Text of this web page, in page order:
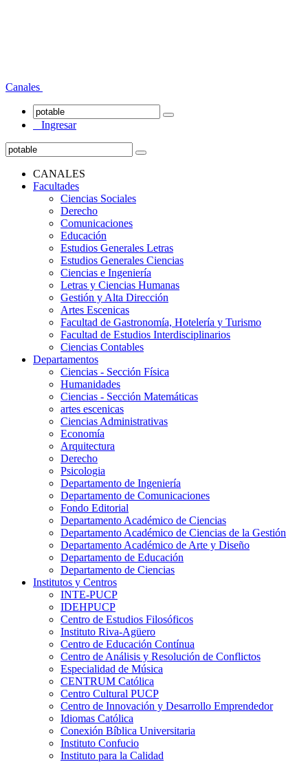
Canales
Ingresar
CANALES
Facultades
Ciencias Sociales
Derecho
Comunicaciones
Educación
Estudios Generales Letras
Estudios Generales Ciencias
Ciencias e Ingeniería
Letras y Ciencias Humanas
Gestión y Alta Dirección
Artes Escenicas
Facultad de Gastronomía, Hotelería y Turismo
Facultad de Estudios Interdisciplinarios
Ciencias Contables
Departamentos
Ciencias - Sección Física
Humanidades
Ciencias - Sección Matemáticas
artes escenicas
Ciencias Administrativas
Economía
Arquitectura
Derecho
Psicologia
Departamento de Ingeniería
Departamento de Comunicaciones
Fondo Editorial
Departamento Académico de Ciencias
Departamento Académico de Ciencias de la Gestión
Departamento Académico de Arte y Diseño
Departamento de Educación
Departamento de Ciencias
Institutos y Centros
INTE-PUCP
IDEHPUCP
Centro de Estudios Filosóficos
Instituto Riva-Agüero
Centro de Educación Contínua
Centro de Análisis y Resolución de Conflictos
Especialidad de Música
CENTRUM Católica
Centro Cultural PUCP
Centro de Innovación y Desarrollo Emprendedor
Idiomas Católica
Conexión Bíblica Universitaria
Instituto Confucio
Instituto para la Calidad